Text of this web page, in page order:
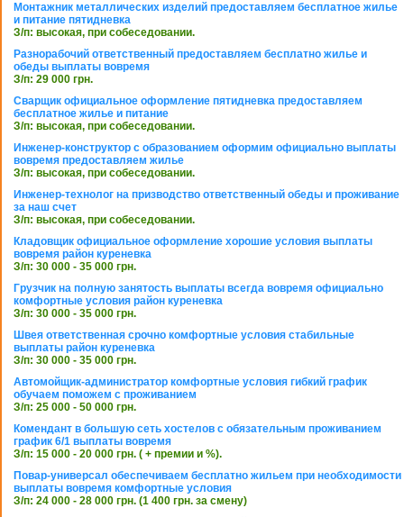
Монтажник металлических изделий предоставляем бесплатное жилье
и питание пятидневка
З/п: высокая, при собеседовании.
Разнорабочий ответственный предоставляем бесплатно жилье и
обеды выплаты вовремя
З/п: 29 000 грн.
Сварщик официальное оформление пятидневка предоставляем
бесплатное жилье и питание
З/п: высокая, при собеседовании.
Инженер-конструктор с образованием оформим официально выплаты
вовремя предоставляем жилье
З/п: высокая, при собеседовании.
Инженер-технолог на призводство ответственный обеды и проживание
за наш счет
З/п: высокая, при собеседовании.
Кладовщик официальное оформление хорошие условия выплаты
вовремя район куреневка
З/п: 30 000 - 35 000 грн.
Грузчик на полную занятость выплаты всегда вовремя официально
комфортные условия район куреневка
З/п: 30 000 - 35 000 грн.
Швея ответственная срочно комфортные условия стабильные
выплаты район куреневка
З/п: 30 000 - 35 000 грн.
Автомойщик-администратор комфортные условия гибкий график
обучаем поможем с проживанием
З/п: 25 000 - 50 000 грн.
Комендант в большую сеть хостелов с обязательным проживанием
график 6/1 выплаты вовремя
З/п: 15 000 - 20 000 грн. ( + премии и %).
Повар-универсал обеспечиваем бесплатно жильем при необходимости
выплаты вовремя комфортные условия
З/п: 24 000 - 28 000 грн. (1 400 грн. за смену)